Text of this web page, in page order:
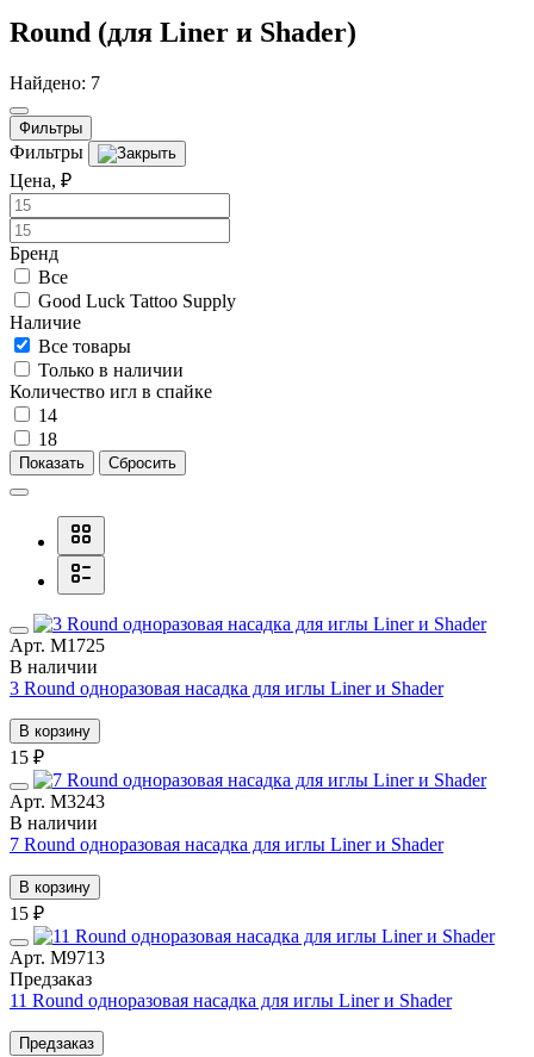
Round (для Liner и Shader)
Найдено: 7
Фильтры
Фильтры
Цена, ₽
Бренд
Все
Good Luck Tattoo Supply
Наличие
Все товары
Только в наличии
Количество игл в спайке
14
18
Показать Сбросить
Арт. М1725
В наличии
3 Round одноразовая насадка для иглы Liner и Shader
В корзину
15 ₽
Арт. М3243
В наличии
7 Round одноразовая насадка для иглы Liner и Shader
В корзину
15 ₽
Арт. М9713
Предзаказ
11 Round одноразовая насадка для иглы Liner и Shader
Предзаказ